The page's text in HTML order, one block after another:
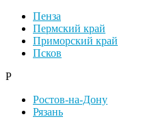
Пенза
Пермский край
Приморский край
Псков
Р
Ростов-на-Дону
Рязань